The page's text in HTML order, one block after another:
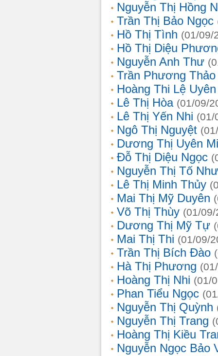
Nguyễn Thị Hồng
Trần Thị Bảo Ngọc
Hồ Thị Tình (01/09/
Hồ Thị Diệu
Nguyễn Anh Thư
Trần Phương Thảo
Hoàng Thi Lệ Uyên
Lê Thị Hòa (01/09/
Lê Thị Yến Nhi (01/
Ngô Thị Nguyệt
Dương Thị Uyên Mi
Đỗ Thị Diệu Ngọc
Nguyễn Thị Tố Như
Lê Thị Minh Thủy
Mai Thị Mỹ Duyên
Võ Thị Thùy (01/
Dương Thị Mỹ Tự
Mai Thị Thi (01/09/
Trần Thị Bích Đào
Hà Thị Phương
Hoàng Thị Nhi (01/
Phan Tiểu Ngọc
Nguyễn Thị Quỳnh
Nguyễn Thị Trang
Hoàng Thị Kiều
Nguyễn Ngọc Bảo